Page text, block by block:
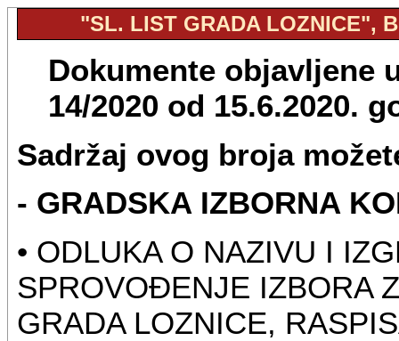
"SL. LIST GRADA LOZNICE",
Dokumente objavljene
14/2020 od 15.6.2020.
Sadržaj ovog broja
- GRADSKA IZBORNA
• ODLUKA O NAZIVU I
SPROVOĐENJE IZBORA
GRADA LOZNICE,